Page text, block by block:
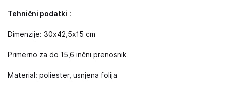
Tehnični podatki :
Dimenzije: 30x42,5x15 cm
Primerno za do 15,6 inčni prenosnik
Material: poliester, usnjena folija